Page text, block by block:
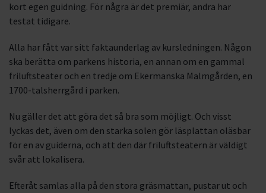
kort egen guidning. För några är det premiär, andra har
testat tidigare.
Alla har fått var sitt faktaunderlag av kursledningen. Någon
ska berätta om parkens historia, en annan om en gammal
friluftsteater och en tredje om Ekermanska Malmgården, en
1700-talsherrgård i parken.
Nu gäller det att göra det så bra som möjligt. Och visst
lyckas det, även om den starka solen gör läsplattan oläsbar
för en av guiderna, och att den där friluftsteatern är väldigt
svår att lokalisera.
Efteråt samlas alla på den stora gräsmattan, pustar ut och